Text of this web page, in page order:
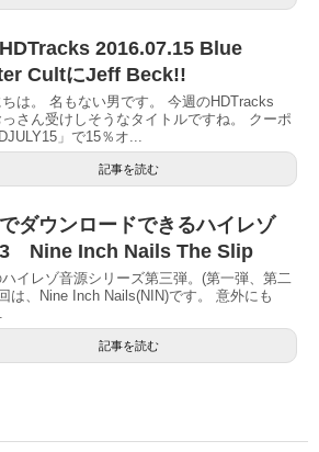
2016.07.15 Blue
CultにJeff Beck!!
ちは。 名もない男です。 今週のHDTracks
さん受けしそうなタイトルですね。 クーポ
」で15％オ...
記事を読む
ダウンロードできるハイレゾ
Nine Inch Nails The Slip
イレゾ音源シリーズ第三弾。(第一弾、第二
は、Nine Inch Nails(NIN)です。 意外にも
記事を読む